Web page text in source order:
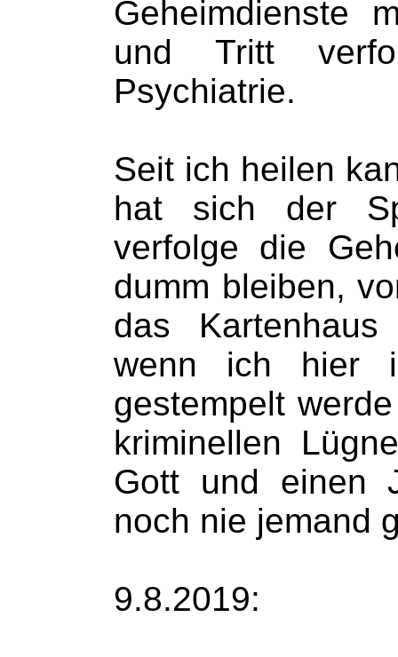
Geheimdienste
und Tritt
Psychiatrie.
Seit ich heilen
hat sich der
verfolge die
dumm bleiben,
das
wenn ich hier
gestempelt
kriminellen
Gott und einen
noch nie jemand
9.8.2019: